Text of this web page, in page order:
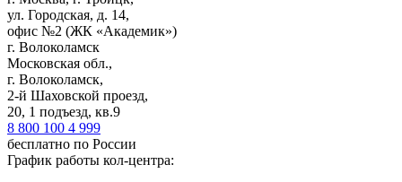
ул. Городская, д. 14,
офис №2 (ЖК «Академик»)
г. Волоколамск
Московская обл.,
г. Волоколамск,
2-й Шаховской проезд,
20, 1 подъезд, кв.9
8 800 100 4 999
бесплатно по России
График работы кол-центра: